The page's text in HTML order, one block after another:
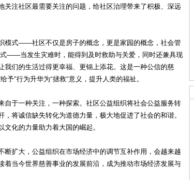
关注社区最需要关注的问题，给社区治理带来了积极、深远
式――社区不仅是房子的概念，更是家园的概念，社会管
――当发生灾难时，能得到及时救助与关爱，同时还兼具现
我们的生活过得更幸福、更锦上添花。这是一种公信的慈
”行为升华为“拯救”意义，提升人类的福祉。
于一种关注，一种探索。社区公益组织将社会公益服务转
将诚信缺失转化为道德力量，极大地促进了社会的和谐。
化的力量助力着大国的崛起。
扩大，公益组织在市场经济中的调节互补作用，会越来越
着当今世界慈善事业的发展前沿，成为推动市场经济发展与